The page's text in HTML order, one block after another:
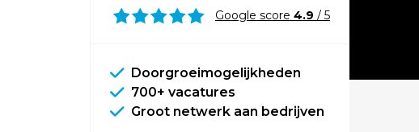
Google score 4.9 / 5
Doorgroeimogelijkheden
700+ vacatures
Groot netwerk aan bedrijven